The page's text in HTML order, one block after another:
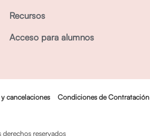
Recursos
Acceso para alumnos
cancelaciones Condiciones de Contratación
reservados